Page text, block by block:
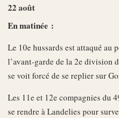
22 août
En matinée :
Le 10e hussards est attaqué au
l’avant-garde de la 2e division
se voit forcé de se replier sur
Les 11e et 12e compagnies du
se rendre à Landelies pour